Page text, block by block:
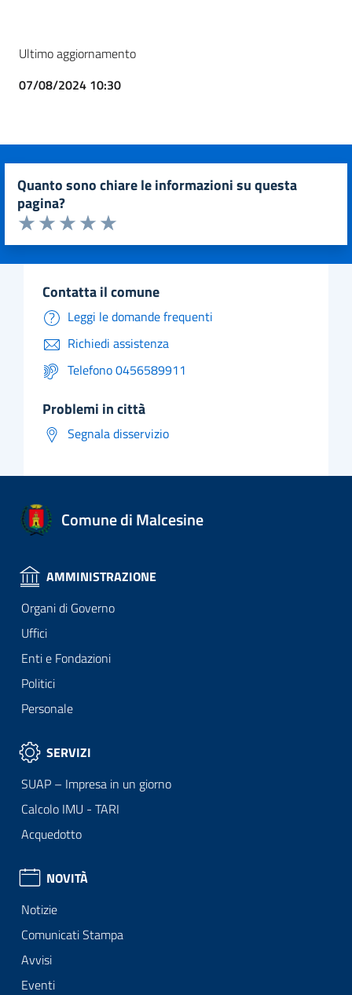
Ultimo aggiornamento
07/08/2024 10:30
quanto sono chiare le informazioni su questa
pagina?
Valuta da 1 a 5 stelle la pagina
Valuta 5 stelle su 5
Valuta 4 stelle su 5
Valuta 3 stelle su 5
Valuta 2 stelle su 5
Valuta 1 stelle su 5
contatta il comune
Leggi le domande frequenti
Richiedi assistenza
Telefono 0456589911
problemi in città
Segnala disservizio
Comune di Malcesine
AMMINISTRAZIONE
Organi di Governo
Uffici
Enti e Fondazioni
Politici
Personale
SERVIZI
SUAP – Impresa in un giorno
Calcolo IMU - TARI
Acquedotto
NOVITÀ
Notizie
Comunicati Stampa
Avvisi
Eventi